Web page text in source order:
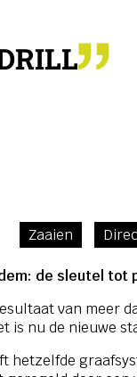
Zaaien
de sleutel tot
van meer
is nu de nieuwe
hetzelfde